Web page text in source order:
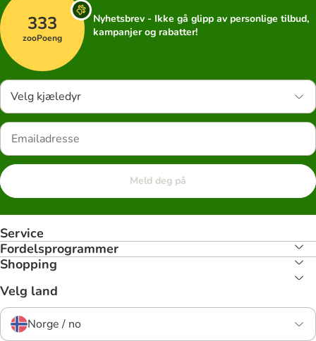
333
zooPoeng
Nyhetsbrev - Ikke gå glipp av personlige tilbud,
kampanjer og rabatter!
Velg kjæledyr
Meld deg på
Service
Fordelsprogrammer
Shopping
Velg land
Norge / no